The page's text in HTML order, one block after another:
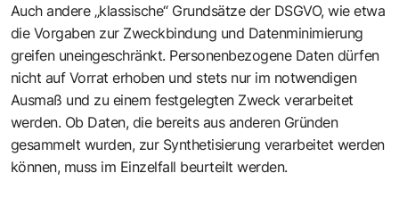
Auch andere „klassische“ Grundsätze der DSGVO, wie etwa
die Vorgaben zur Zweckbindung und Datenminimierung
greifen uneingeschränkt. Personenbezogene Daten dürfen
nicht auf Vorrat erhoben und stets nur im notwendigen
Ausmaß und zu einem festgelegten Zweck verarbeitet
werden. Ob Daten, die bereits aus anderen Gründen
gesammelt wurden, zur Synthetisierung verarbeitet werden
können, muss im Einzelfall beurteilt werden.